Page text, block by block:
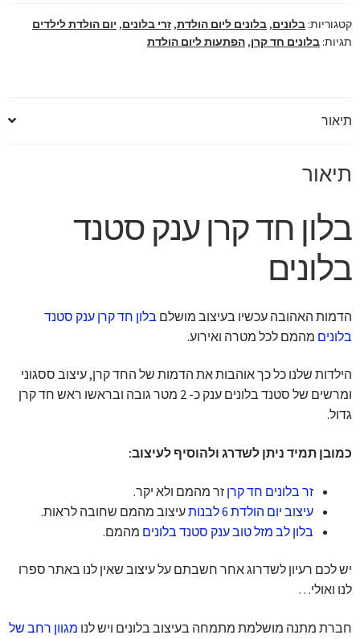
קטגוריות: בלונים, בלונים ליום הולדת, זרי בלונים, יום הולדת לילדים
תגיות: בלונים חד קרן, הפתעות ליום הולדת
תיאור
תיאור
בלון חד קרן ענק סטנד
בלונים
הדמות האהובה עכשיו בעיצוב מושלם בלון חד קרן ענק סטנד
בלונים מהמם לכל מטרה ואירוע.
הילדות שלנו כל כך אוהבות את הדמות של החד קרן, עיצוב ססגוני
ומרשים של סטנד בלונים ענק כ- 2 מטר גובה ובראשו ראש חד קרן
גדול.
כמובן תמיד ניתן לשדרג ולהוסיף לעיצוב:
זר בלונים חד קרן זר מהמם ולא יקר.
עיצוב יום הולדת 6 לבנות
עיצוב מהמם שחובה לראות.
בלון לב מזל טוב ענק סטנד בלונים מהמם.
יש לכם רעיון לשדרוג אחר חשבתם על עיצוב שאין לנו באתר ספרו
לנו ואולי…
חברת מתנה מושלמת מתמחה בעיצוב בלונים ויש לנו מגוון רחב של